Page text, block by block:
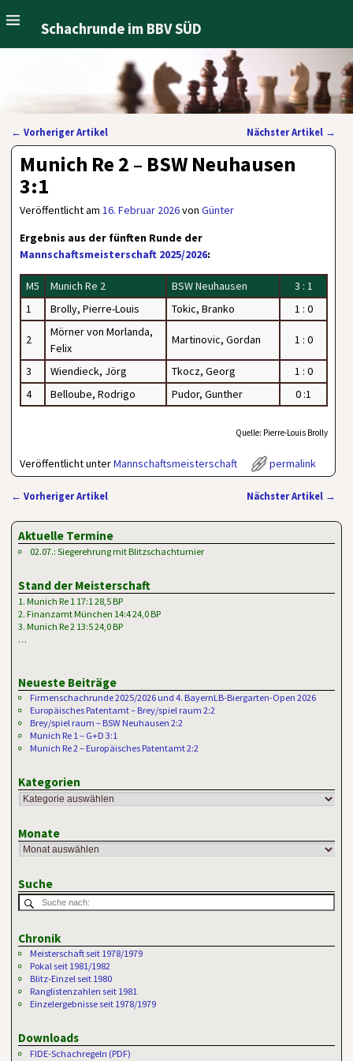
Schachrunde im BBV SÜD
Artikelnavigation
← Vorheriger Artikel Nächster Artikel →
Munich Re 2 – BSW Neuhausen
3:1
Veröffentlicht am16. Februar 2026vonGünter
Ergebnis aus der fünften Runde der
Mannschaftsmeisterschaft 2025/2026:
M5 Munich Re 2 BSW Neuhausen
3 : 1
1
Brolly, Pierre-Louis Tokic, Branko 1 : 0
2
Mörner von Morlanda,
Felix
Martinovic, Gordan 1 : 0
3 Wiendieck, Jörg Tkocz, Georg
1 : 0
4
Belloube, Rodrigo Pudor, Gunther 0 :1
Quelle: Pierre-Louis Brolly
Veröffentlicht unterMannschaftsmeisterschaft permalink
← Vorheriger Artikel Nächster Artikel →
Aktuelle Termine
02.07.: Siegerehrung mit Blitzschachturnier
Stand der Meisterschaft
1. Munich Re 1 17:1 28,5 BP
2. Finanzamt München 14:4 24,0 BP
3. Munich Re 2 13:5 24,0 BP
…
Neueste Beiträge
Firmenschachrunde 2025/2026 und 4. BayernLB-Biergarten-Open 2026
Europäisches Patentamt – Brey/spiel raum 2:2
Brey/spiel raum – BSW Neuhausen 2:2
Munich Re 1 – G+D 3:1
Munich Re 2 – Europäisches Patentamt 2:2
Kategorien
Monate
Suche
Chronik
Meisterschaft seit 1978/1979
Pokal seit 1981/1982
Blitz-Einzel seit 1980
Ranglistenzahlen seit 1981
Einzelergebnisse seit 1978/1979
Downloads
FIDE-Schachregeln (PDF)